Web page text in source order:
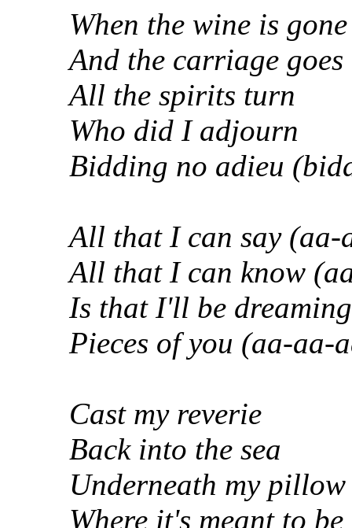
When the wine is
And the carriage
All the spirits turn
Who did I adjourn
Bidding no adieu
All that I can say (aa-
All that I can know
Is that I'll be
Pieces of you (aa-aa-
Cast my reverie
Back into the sea
Underneath my pillow
Where it's meant to be